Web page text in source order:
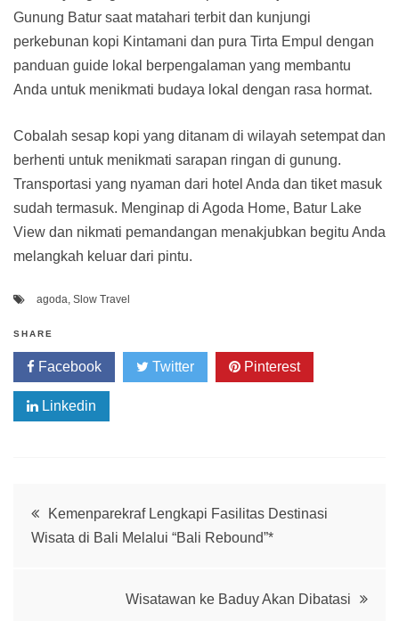
Gunung Batur saat matahari terbit dan kunjungi
perkebunan kopi Kintamani dan pura Tirta Empul dengan
panduan guide lokal berpengalaman yang membantu
Anda untuk menikmati budaya lokal dengan rasa hormat.
Cobalah sesap kopi yang ditanam di wilayah setempat dan
berhenti untuk menikmati sarapan ringan di gunung.
Transportasi yang nyaman dari hotel Anda dan tiket masuk
sudah termasuk. Menginap di Agoda Home, Batur Lake
View dan nikmati pemandangan menakjubkan begitu Anda
melangkah keluar dari pintu.
agoda, Slow Travel
SHARE
Facebook Twitter Pinterest
Linkedin
PostKemenparekraf Lengkapi Fasilitas Destinasi
Wisata di Bali Melalui “Bali Rebound”*
Wisatawan ke Baduy Akan Dibatasi